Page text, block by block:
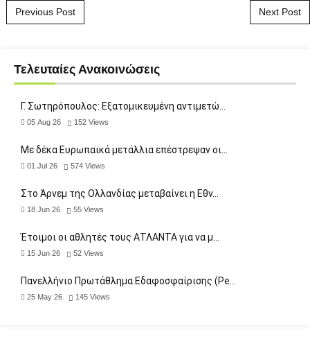
Post navigation
Previous Post Next Post
Τελευταίες Ανακοινώσεις
Γ. Σωτηρόπουλος: Eξατομικευμένη αντιμετώ…
05 Aug 26 152 Views
Με δέκα Ευρωπαϊκά μετάλλια επέστρεψαν οι…
01 Jul 26 574 Views
Στο Άρνεμ της Ολλανδίας μεταβαίνει η Εθν…
18 Jun 26 55 Views
Έτοιμοι οι αθλητές τους ΑΤΛΑΝΤΑ για να μ…
15 Jun 26 52 Views
Πανελλήνιο Πρωτάθλημα Εδαφοσφαίρισης (Pe…
25 May 26 145 Views